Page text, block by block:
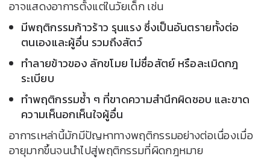
อาจแสดงอาการตั้งแต่ในวัยเด็ก เช่น
มีพฤติกรรมก้าวร้าว รุนแรง ซึ่งเป็นอันตรายทั้งต่อ
ตนเองและผู้อื่น รวมถึงสัตว์
ทำลายข้าวของ ลักขโมย ไม่ซื่อสัตย์ หรือละเมิดกฎ
ระเบียบ
ทำพฤติกรรมซ้ำ ๆ ที่ขาดความสำนึกผิดชอบ และขาด
ความเห็นอกเห็นใจผู้อื่น
อาการเหล่านี้มักมีปัญหาทางพฤติกรรมอย่างต่อเนื่องเมื่อ
อายุมากขึ้นจนนำไปสู่พฤติกรรมที่ผิดกฎหมาย